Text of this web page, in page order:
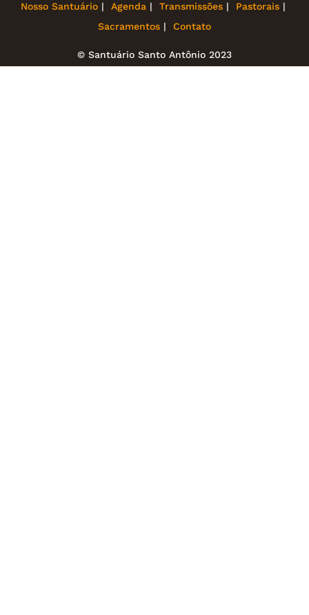
Nosso Santuário Agenda Transmissões
Pastorais
Sacramentos
Contato
© Santuário Santo Antônio 2023